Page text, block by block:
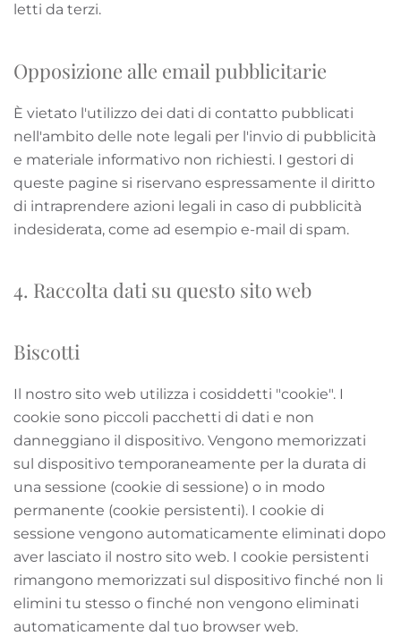
letti da terzi.
Opposizione alle email pubblicitarie
È vietato l'utilizzo dei dati di contatto pubblicati
nell'ambito delle note legali per l'invio di pubblicità
e materiale informativo non richiesti. I gestori di
queste pagine si riservano espressamente il diritto
di intraprendere azioni legali in caso di pubblicità
indesiderata, come ad esempio e-mail di spam.
4. Raccolta dati su questo sito web
Biscotti
Il nostro sito web utilizza i cosiddetti "cookie". I
cookie sono piccoli pacchetti di dati e non
danneggiano il dispositivo. Vengono memorizzati
sul dispositivo temporaneamente per la durata di
una sessione (cookie di sessione) o in modo
permanente (cookie persistenti). I cookie di
sessione vengono automaticamente eliminati dopo
aver lasciato il nostro sito web. I cookie persistenti
rimangono memorizzati sul dispositivo finché non li
elimini tu stesso o finché non vengono eliminati
automaticamente dal tuo browser web.